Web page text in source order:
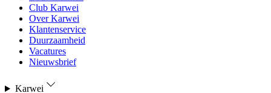
Club Karwei
Over Karwei
Klantenservice
Duurzaamheid
Vacatures
Nieuwsbrief
Karwei